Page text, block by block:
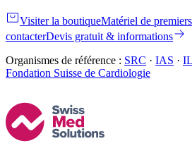
Visiter la boutiqueMatériel de
contacterDevis gratuit & informations
Organismes de référence : SRC · IAS ·
Fondation Suisse de Cardiologie